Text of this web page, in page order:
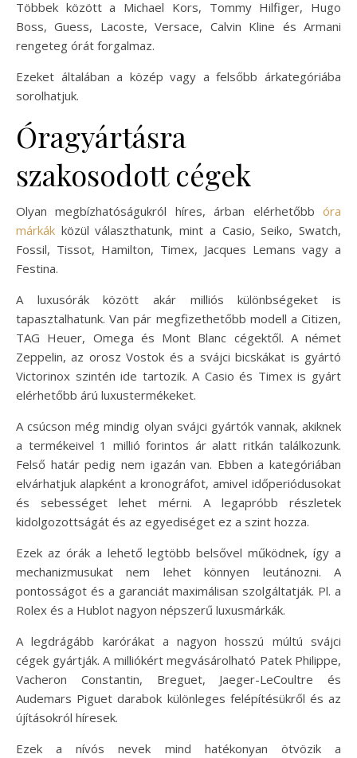
Többek között a Michael Kors, Tommy Hilfiger, Hugo
Boss, Guess, Lacoste, Versace, Calvin Kline és Armani
rengeteg órát forgalmaz.
Ezeket általában a közép vagy a felsőbb árkategóriába
sorolhatjuk.
Óragyártásra
szakosodott cégek
Olyan megbízhatóságukról híres, árban elérhetőbb óra
márkák közül választhatunk, mint a Casio, Seiko, Swatch,
Fossil, Tissot, Hamilton, Timex, Jacques Lemans vagy a
Festina.
A luxusórák között akár milliós különbségeket is
tapasztalhatunk. Van pár megfizethetőbb modell a Citizen,
TAG Heuer, Omega és Mont Blanc cégektől. A német
Zeppelin, az orosz Vostok és a svájci bicskákat is gyártó
Victorinox szintén ide tartozik. A Casio és Timex is gyárt
elérhetőbb árú luxustermékeket.
A csúcson még mindig olyan svájci gyártók vannak, akiknek
a termékeivel 1 millió forintos ár alatt ritkán találkozunk.
Felső határ pedig nem igazán van. Ebben a kategóriában
elvárhatjuk alapként a kronográfot, amivel időperiódusokat
és sebességet lehet mérni. A legapróbb részletek
kidolgozottságát és az egyediséget ez a szint hozza.
Ezek az órák a lehető legtöbb belsővel működnek, így a
mechanizmusukat nem lehet könnyen leutánozni. A
pontosságot és a garanciát maximálisan szolgáltatják. Pl. a
Rolex és a Hublot nagyon népszerű luxusmárkák.
A legdrágább karórákat a nagyon hosszú múltú svájci
cégek gyártják. A milliókért megvásárolható Patek Philippe,
Vacheron Constantin, Breguet, Jaeger-LeCoultre és
Audemars Piguet darabok különleges felépítésükről és az
újításokról híresek.
Ezek a nívós nevek mind hatékonyan ötvözik a